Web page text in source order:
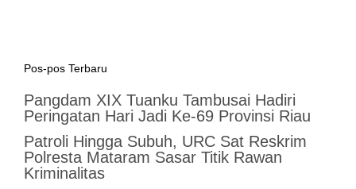
Pos-pos Terbaru
Pangdam XIX Tuanku Tambusai Hadiri
Peringatan Hari Jadi Ke-69 Provinsi Riau
Patroli Hingga Subuh, URC Sat Reskrim
Polresta Mataram Sasar Titik Rawan
Kriminalitas